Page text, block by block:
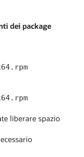
dei package
liberare spazio